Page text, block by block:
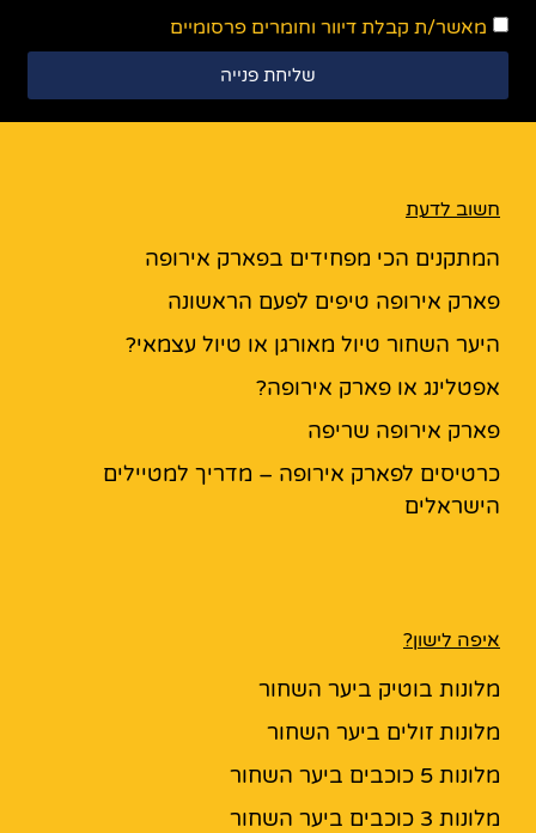
מאשר/ת קבלת דיוור וחומרים פרסומיים
שליחת פנייה
חשוב לדעת
המתקנים הכי מפחידים בפארק אירופה
פארק אירופה טיפים לפעם הראשונה
היער השחור טיול מאורגן או טיול עצמאי?
אפטלינג או פארק אירופה?
פארק אירופה שריפה
כרטיסים לפארק אירופה – מדריך למטיילים
הישראלים
איפה לישון?
מלונות בוטיק ביער השחור
מלונות זולים ביער השחור
מלונות 5 כוכבים ביער השחור
מלונות 3 כוכבים ביער השחור